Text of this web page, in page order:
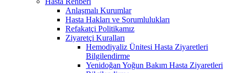
Anlaşmalı Kurumlar
Hasta Hakları ve Sorumlulukları
Refakatçi Politikamız
Ziyaretçi Kuralları
Hemodiyaliz Ünitesi Hasta Ziyaretleri
Bilgilendirme
Yenidoğan Yoğun Bakım Hasta Ziyaretleri